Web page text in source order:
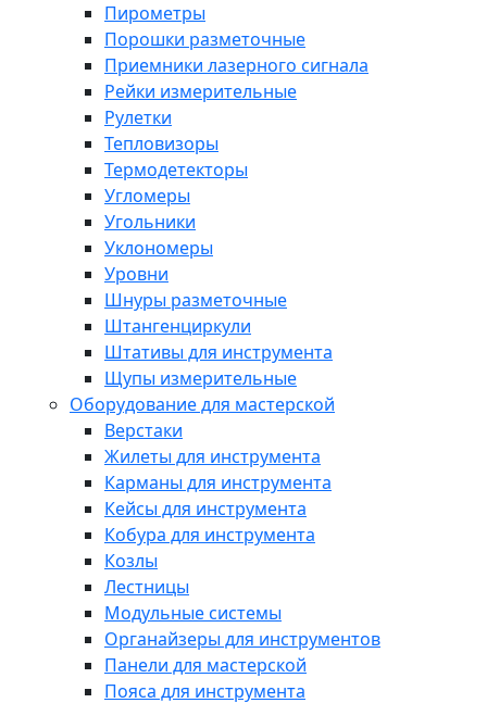
Пирометры
Порошки разметочные
Приемники лазерного сигнала
Рейки измерительные
Рулетки
Тепловизоры
Термодетекторы
Угломеры
Угольники
Уклономеры
Уровни
Шнуры разметочные
Штангенциркули
Штативы для инструмента
Щупы измерительные
Оборудование для мастерской
Верстаки
Жилеты для инструмента
Карманы для инструмента
Кейсы для инструмента
Кобура для инструмента
Козлы
Лестницы
Модульные системы
Органайзеры для инструментов
Панели для мастерской
Пояса для инструмента